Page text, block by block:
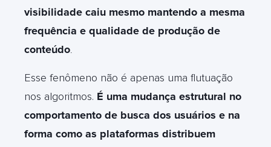
visibilidade caiu mesmo mantendo a mesma
frequência e qualidade de produção de
conteúdo.
Esse fenômeno não é apenas uma flutuação
nos algoritmos. É uma mudança estrutural no
comportamento de busca dos usuários e na
forma como as plataformas distribuem